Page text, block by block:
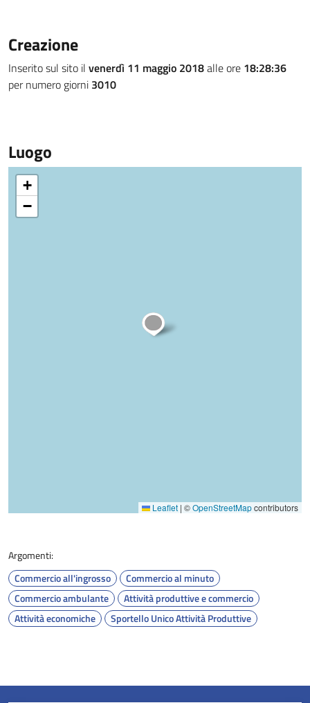
Creazione
Inserito sul sito il venerdì 11 maggio 2018alle ore 18:28:36
per numero giorni 3010
Luogo
+
−
Leaflet | ©OpenStreetMapcontributors
Argomenti:
Commercio all'ingrosso
Commercio al minuto
Commercio ambulante
Attività produttive e commercio
Attività economiche
Sportello Unico Attività Produttive